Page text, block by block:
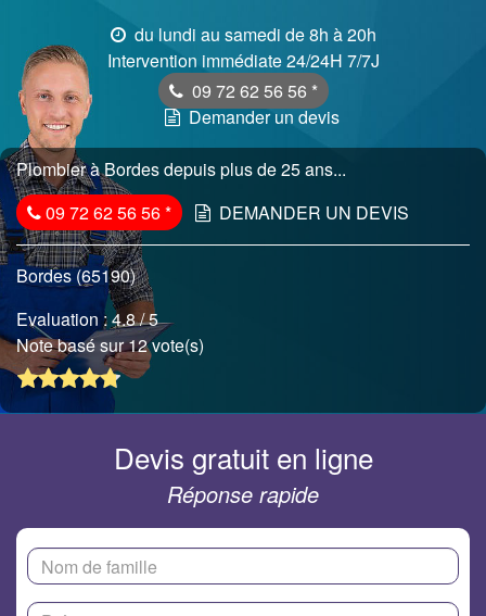
du lundi au samedi de 8h à 20h
Intervention immédiate 24/24H 7/7J
09 72 62 56 56 *
Demander un devis
Plombier à Bordes depuis plus de 25 ans...
09 72 62 56 56* DEMANDER UN DEVIS
Bordes (65190)
Evaluation :4.8/ 5
Note basé sur 12 vote(s)
Devis gratuit en ligne
Réponse rapide